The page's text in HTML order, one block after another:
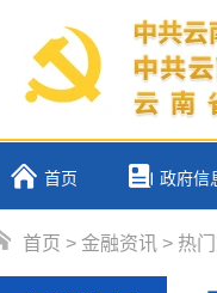
首页 政府信
首页 > 金融资讯 > 热